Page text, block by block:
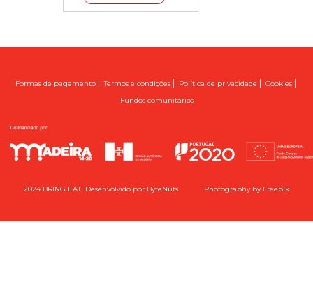
Formas de pagamento|Termos e condições| Política de privacidade | Cookies|
Fundos comunitários
2024 BRING EAT! Desenvolvido por ByteNuts Photography by Freepik